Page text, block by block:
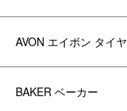
AVON エイボン タイヤ
BAKER ベーカー